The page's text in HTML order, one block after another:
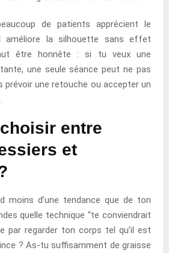
de patients apprécient le
améliore la silhouette sans effet
être honnête : si tu veux une
une seule séance peut ne pas
une retouche ou accepter un
entre
et
moins d’une tendance que de ton
quelle technique “te conviendrait
par regarder ton corps tel qu’il est
? As-tu suffisamment de graisse